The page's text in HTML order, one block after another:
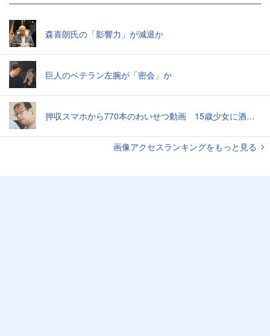
森喜朗氏の「影響力」が減退か
巨人のベテラン左腕が「密会」か
押収スマホから770本のわいせつ動画 15歳少女に酒と薬飲ませ性的暴行か 54歳男を再逮捕 「薬もありますよ」とSNSで誘い出し
画像アクセスランキングをもっと見る